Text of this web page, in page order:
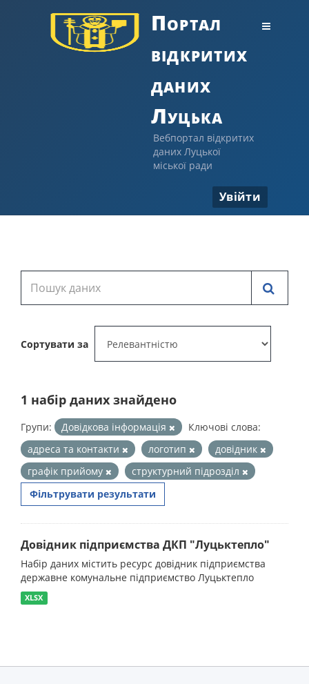
Портал
відкритих
даних
Луцька
Вебпортал відкритих
даних Луцької
міської ради
Увійти
Сортувати за
1 набір даних знайдено
Групи: Довідкова інформація
Ключові слова:
адреса та контакти
логотип
довідник
графік прийому
структурний підрозділ
Фільтрувати результати
Довідник підприємства ДКП "Луцьктепло"
Набір даних містить ресурс довідник підприємства
державне комунальне підприємство Луцьктепло
XLSX